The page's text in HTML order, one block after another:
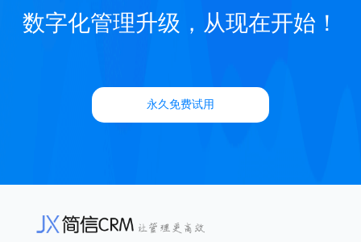
数字化管理升级，从现在开始！
永久免费试用